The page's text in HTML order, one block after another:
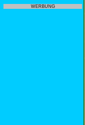
WERBUNG